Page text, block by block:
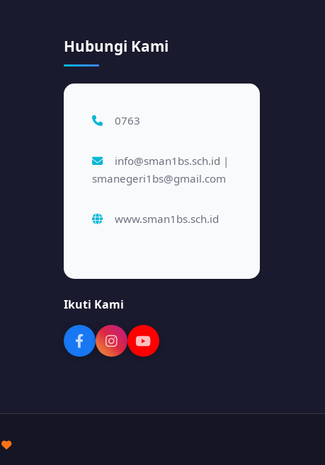
Hubungi Kami
0763
info@sman1bs.sch.id |
smanegeri1bs@gmail.com
www.sman1bs.sch.id
Ikuti Kami